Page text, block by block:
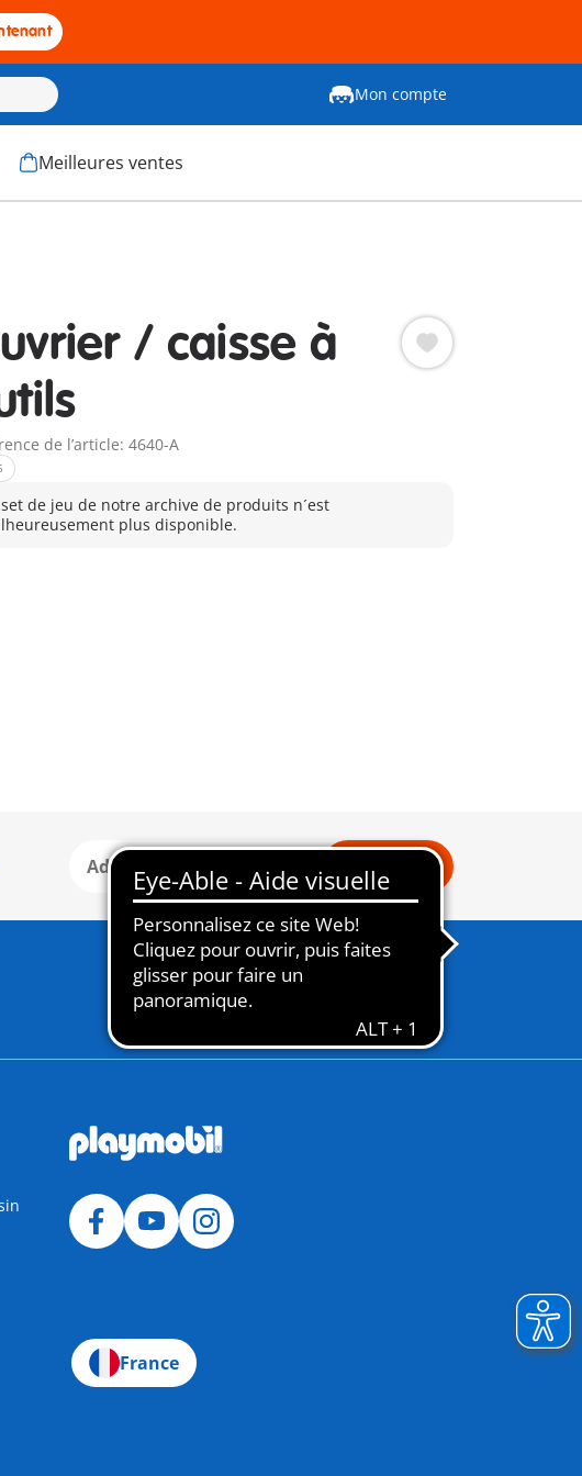
Mon compte
Meilleures ventes
/ caisse à
de l’article: 4640-A
set de jeu de notre archive de produits n´est
plus disponible.
Connexion
France